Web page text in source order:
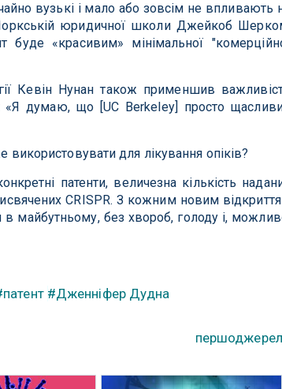
вузькі і мало або зовсім не впливають
юридичної школи Джейкоб
«красивим» мінімальної
Кевін Нунан також применшив
«Я думаю, що [UC Berkeley] просто
для лікування опіків?
патенти, величезна кількість
CRISPR. З кожним новим
майбутньому, без хвороб, голоду і,
#Дженніфер Дудна